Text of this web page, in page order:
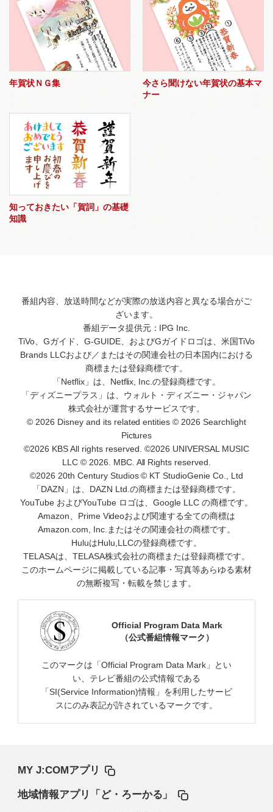
年賀状ＮＧ集
今さら聞けない年賀状の基本マ
ナー
知っておきたい「賀詞」の基礎
知識
番組内容、放送時間などが実際の放送内容と異なる場合がご
ざいます。
番組データ提供元：IPG Inc.
TiVo、Gガイド、G-GUIDE、およびGガイドロゴは、米国TiVo
Brands LLCおよび／またはその関連会社の日本国内における
商標または登録商標です。
「Netflix」は、Netflix, Inc.の登録商標です。
「ディズニープラス」は、ウォルト・ディズニー・ジャパン
株式会社が運営するサービスです。
© 2026 Disney and its related entities © 2026 Searchlight
Pictures
©2026 KBS All rights reserved. ©2026 UNIVERSAL MUSIC
LLC © 2026. MBC. All Rights reserved.
©2026 20th Century Studios © KT StudioGenie Co., Ltd
「DAZN」は、DAZN Ltd.の商標または登録商標です。
YouTube およびYouTube ロゴは、Google LLC の商標です。
Amazon、Prime Videoおよび関連する全ての商標は
Amazon.com, Inc.またはその関連会社の商標です。
HuluはHulu,LLCの登録商標です。
TELASAは、TELASA株式会社の商標または登録商標です。
このホームページに掲載している記事・写真等あらゆる素材
の無断複写・転載を禁じます。
Official Program Data Mark
（公式番組情報マーク）
このマークは「Official Program Data Mark」とい
い、テレビ番組の公式情報である
「SI(Service Information)情報」を利用したサービ
スにのみ表記が許されているマークです。
MY J:COMアプリ
地域情報アプリ「ど・ろーかる」